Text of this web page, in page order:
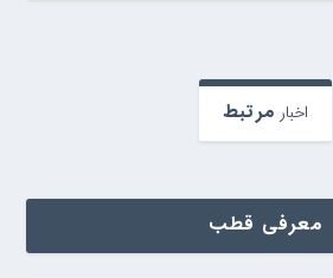
اخبار مرتبط
معرفی قطب